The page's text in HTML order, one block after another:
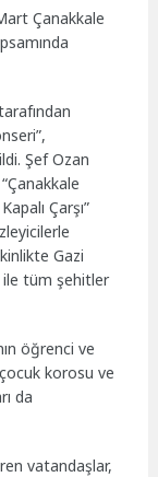
Çanakkale
Şef Ozan
Çarşı”
Gazi
ile tüm şehitler
öğrenci ve
korosu ve
da
vatandaşlar,